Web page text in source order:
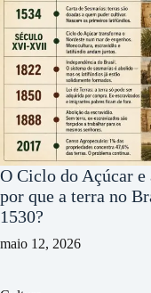
O Ciclo do Açúcar
por que a terra no
1530?
maio 12, 2026